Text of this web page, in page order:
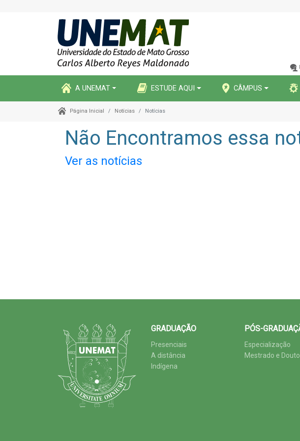
A UNEMAT ESTUDE AQUI CÂMPUS
Página Inicial Notícias Notícias
Não Encontramos essa
Ver as notícias
GRADUAÇÃO
Presenciais
A distância
Indígena
PÓS-
Especialização
Mestrado e